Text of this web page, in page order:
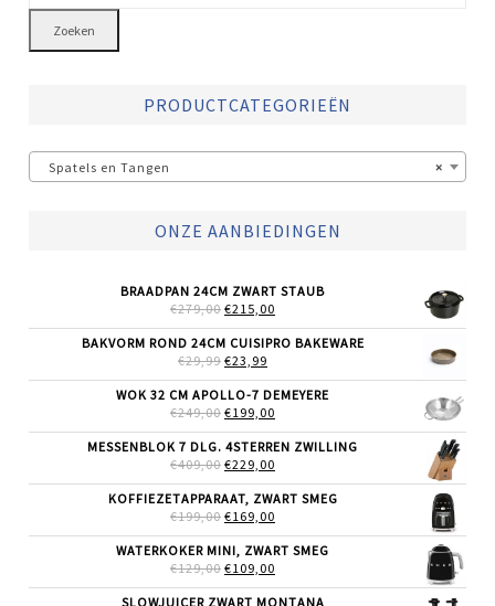
Zoeken
PRODUCTCATEGORIEËN
×
Spatels en Tangen
ONZE AANBIEDINGEN
BRAADPAN 24CM ZWART STAUB
€279,00 OORSPRONKELIJKE
WAS:
€279,00.
€215,00
IS:
BAKVORM ROND 24CM CUISIPRO BAKEWARE
€29,99 OORSPRONKELIJKE
WAS:
€29,99.
€23,99
IS:
€23,99.
WOK 32 CM APOLLO-7 DEMEYERE
€249,00 OORSPRONKELIJKE
WAS:
€249,00.
€199,00
IS:
MESSENBLOK 7 DLG. 4STERREN ZWILLING
€409,00 OORSPRONKELIJKE
WAS:
€409,00.
€229,00
IS:
KOFFIEZETAPPARAAT, ZWART SMEG
€199,00 OORSPRONKELIJKE
WAS:
€199,00.
€169,00
IS:
WATERKOKER MINI, ZWART SMEG
€129,00 OORSPRONKELIJKE
WAS:
€109,00
IS:
SLOWJUICER ZWART MONTANA